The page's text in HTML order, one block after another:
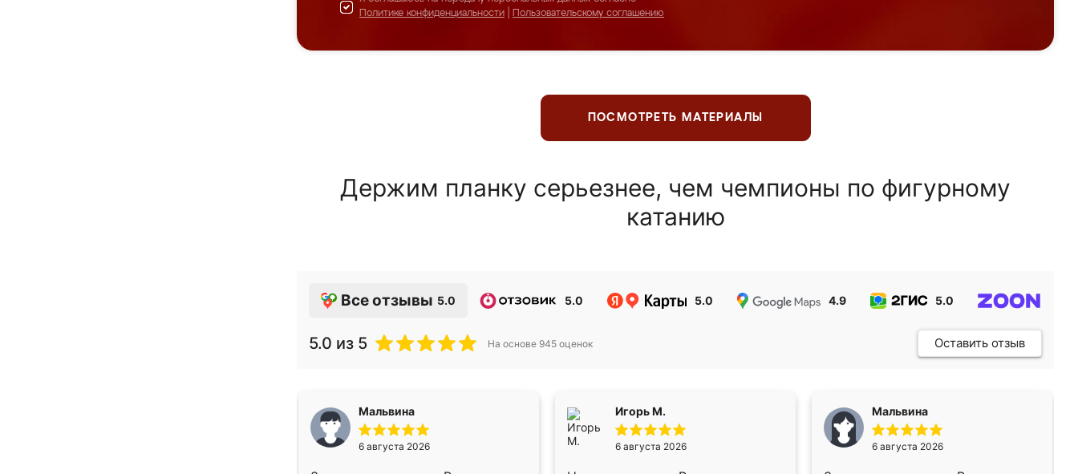
Политике конфиденциальности
Пользовательскому соглашению
ПОСМОТРЕТЬ МАТЕРИАЛЫ
Держим планку серьезнее, чем чемпионы по фигурному
катанию
Все отзывы 5.0 5.0 5.0 4.9 5.0
5.0 из 5 На основе 945 оценок Оставить отзыв
Мальвина
6 августа 2026
Игорь М.
6 августа 2026
Мальвина
6 августа 2026